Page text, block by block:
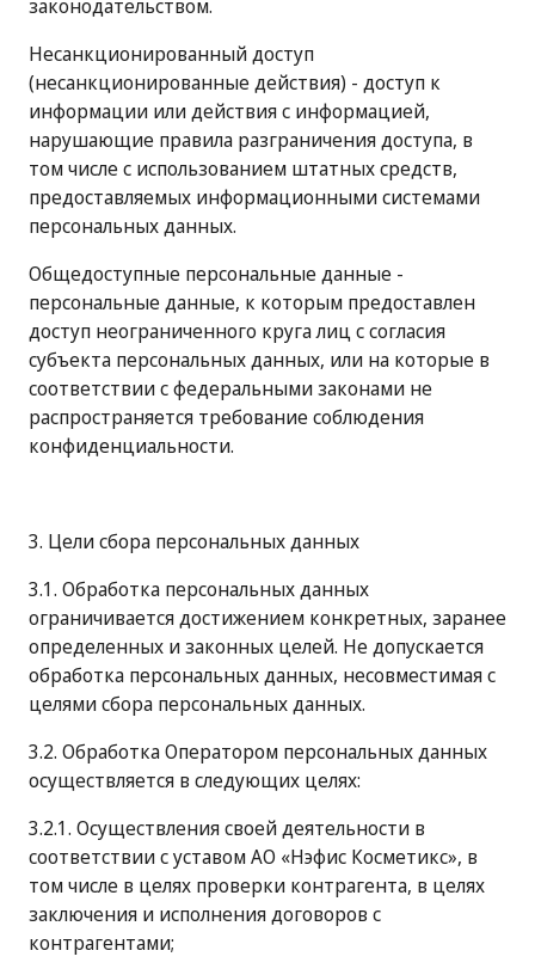
законодательством.
Несанкционированный доступ
(несанкционированные действия) - доступ к
информации или действия с информацией,
нарушающие правила разграничения доступа, в
том числе с использованием штатных средств,
предоставляемых информационными системами
персональных данных.
Общедоступные персональные данные -
персональные данные, к которым предоставлен
доступ неограниченного круга лиц с согласия
субъекта персональных данных, или на которые в
соответствии с федеральными законами не
распространяется требование соблюдения
конфиденциальности.
3. Цели сбора персональных данных
3.1. Обработка персональных данных
ограничивается достижением конкретных, заранее
определенных и законных целей. Не допускается
обработка персональных данных, несовместимая с
целями сбора персональных данных.
3.2. Обработка Оператором персональных данных
осуществляется в следующих целях:
3.2.1. Осуществления своей деятельности в
соответствии с уставом АО «Нэфис Косметикс», в
том числе в целях проверки контрагента, в целях
заключения и исполнения договоров с
контрагентами;